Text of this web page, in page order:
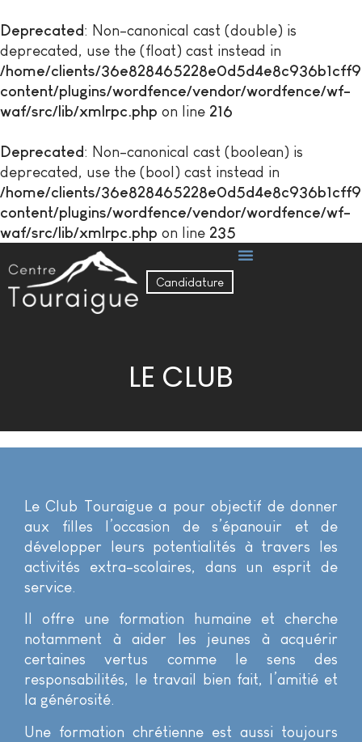
Deprecated: Non-canonical cast (double) is
deprecated, use the (float) cast instead in
/home/clients/
content/plugins/wordfence/vendor/wordfence/wf-
waf/src/lib/xmlrpc.php on line 216
Deprecated: Non-canonical cast (boolean) is
deprecated, use the (bool) cast instead in
/home/clients/
content/plugins/wordfence/vendor/wordfence/wf-
waf/src/lib/xmlrpc.php on line 235
Candidature
LE CLUB
Le Club Touraigue a pour objectif de donner
aux filles l’occasion de s’épanouir et de
développer leurs potentialités à travers les
activités extra-scolaires, dans un esprit de
service.
Il offre une formation humaine et cherche
notamment à aider les jeunes à acquérir
certaines vertus comme le sens des
responsabilités, le travail bien fait, l’amitié et
la générosité.
Une formation chrétienne est aussi toujours